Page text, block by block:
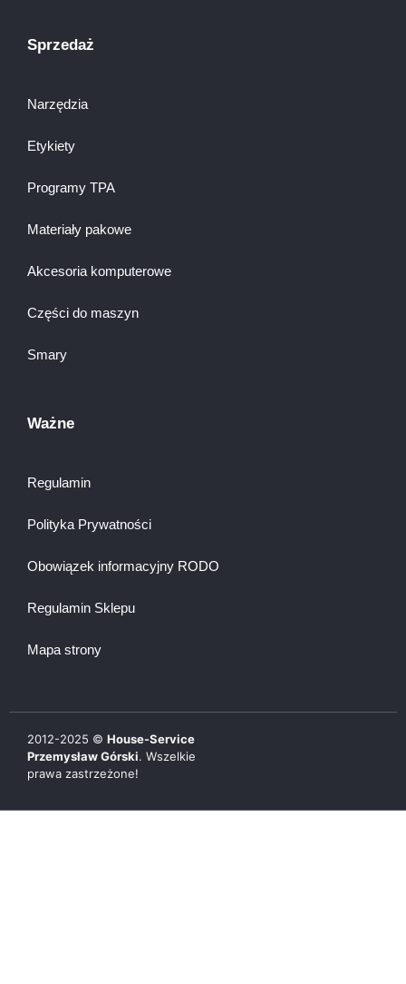
Sprzedaż
Narzędzia
Etykiety
Programy TPA
Materiały pakowe
Akcesoria komputerowe
Części do maszyn
Smary
Ważne
Regulamin
Polityka Prywatności
Obowiązek informacyjny RODO
Regulamin Sklepu
Mapa strony
2012-2025 © House-Service
Przemysław Górski. Wszelkie
prawa zastrzeżone!